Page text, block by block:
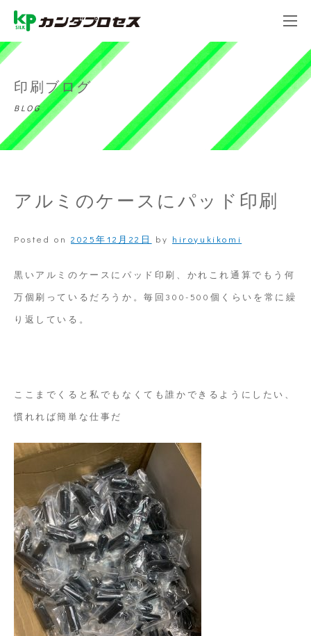
印刷ブログ
BLOG
アルミのケースにパッド印刷
Posted on 2025年12月22日 by hiroyukikomi
黒いアルミのケースにパッド印刷、かれこれ通算でもう何
万個刷っているだろうか。毎回300-500個くらいを常に繰
り返している。
ここまでくると私でもなくても誰かできるようにしたい、
慣れれば簡単な仕事だ